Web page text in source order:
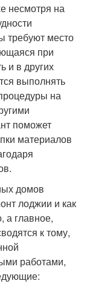
несмотря на
требуют место
при
и в других
выполнять
на
поможет
материалов
домов
лоджии и как
а главное,
к тому,
работами,